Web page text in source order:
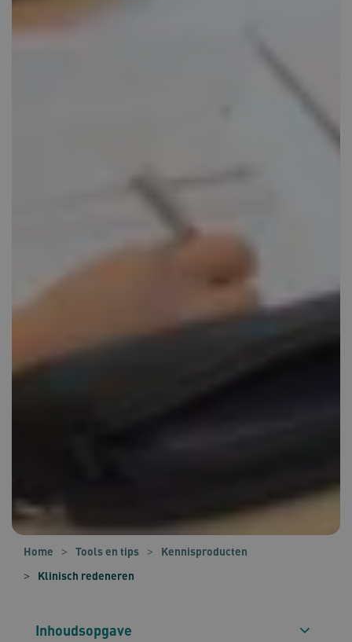
Home Tools en tips
Kennisproducten
Klinisch redeneren
Inhoudsopgave